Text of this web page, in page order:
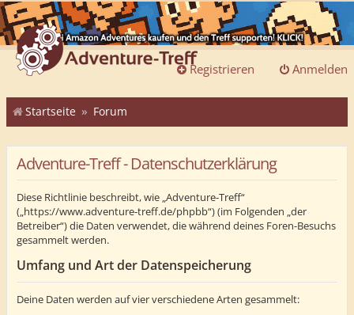
Anmelden
Registrieren
Startseite Forum
Adventure-Treff - Datenschutzerklärung
Diese Richtlinie beschreibt, wie „Adventure-Treff“
(„https://www.adventure-treff.de/phpbb“) (im Folgenden „der
Betreiber“) die Daten verwendet, die während deines Foren-Besuchs
gesammelt werden.
Umfang und Art der Datenspeicherung
Deine Daten werden auf vier verschiedene Arten gesammelt: